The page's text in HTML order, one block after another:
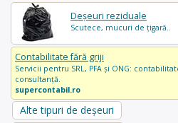
Deșeuri reziduale
Scutece, mucuri de țigară..
Contabilitate fără griji
Servicii pentru SRL, PFA și ONG:
consultanță.
supercontabil.ro
Alte tipuri de deșeuri